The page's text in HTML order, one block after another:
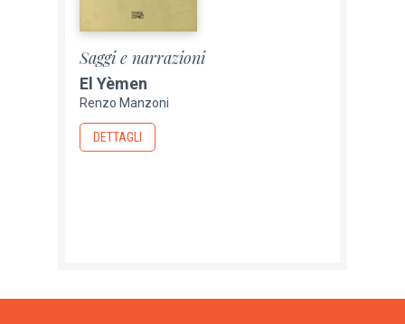
Saggi e narrazioni
El Yèmen
Renzo Manzoni
DETTAGLI